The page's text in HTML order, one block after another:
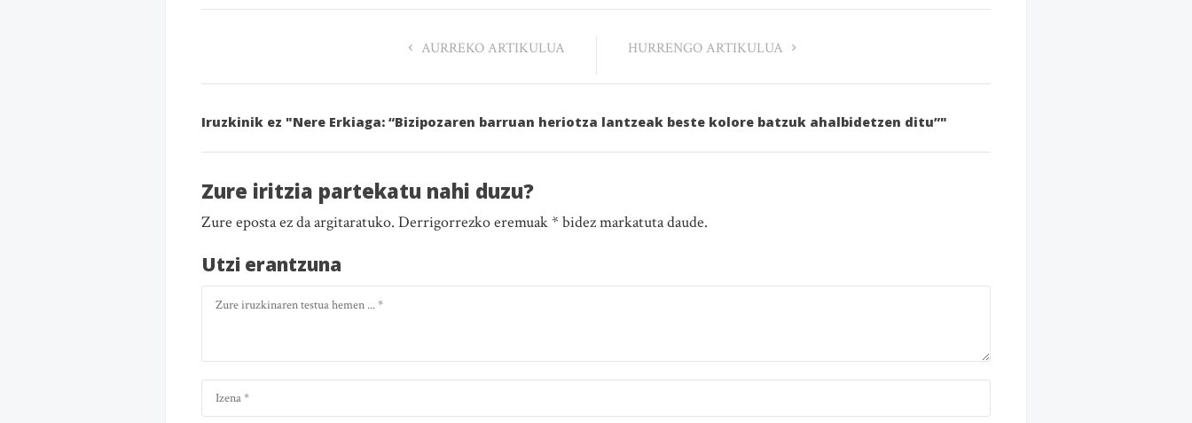
AURREKO ARTIKULUA HURRENGO ARTIKULUA
Iruzkinik ez "Nere Erkiaga: “Bizipozaren barruan heriotza lantzeak beste kolore batzuk ahalbidetzen ditu”"
Zure iritzia partekatu nahi duzu?
Zure eposta ez da argitaratuko. Derrigorrezko eremuak * bidez markatuta daude.
Utzi erantzuna